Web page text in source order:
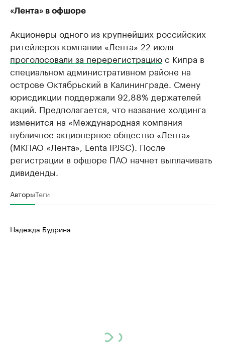
«Лента» в офшоре
Акционеры одного из крупнейших российских
ритейлеров компании «Лента» 22 июля
проголосовали за перерегистрациюс Кипра в
специальном административном районе на
острове Октябрьский в Калининграде. Смену
юрисдикции поддержали 92,88% держателей
акций. Предполагается, что название холдинга
изменится на «Международная компания
публичное акционерное общество «Лента»
(МКПАО «Лента», Lenta IPJSC). После
регистрации в офшоре ПАО начнет выплачивать
дивиденды.
АвторыТеги
Надежда Будрина